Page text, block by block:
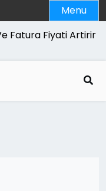
Menu
Fiyati Artirir Mi |